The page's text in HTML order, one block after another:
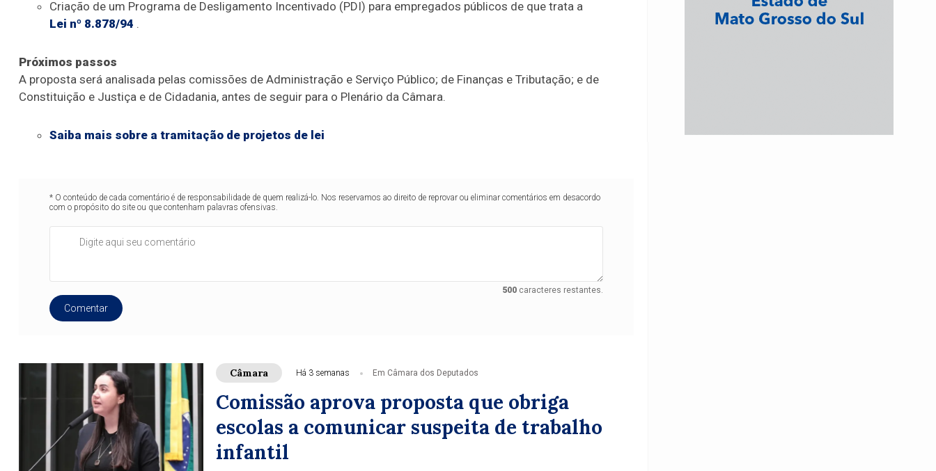
Criação de um Programa de Desligamento Incentivado (PDI) para empregados públicos de que trata a
Lei nº 8.878/94 .
Próximos passos
A proposta será analisada pelas comissões de Administração e Serviço Público; de Finanças e Tributação; e de
Constituição e Justiça e de Cidadania, antes de seguir para o Plenário da Câmara.
Saiba mais sobre a tramitação de projetos de lei
* O conteúdo de cada comentário é de responsabilidade de quem realizá-lo. Nos reservamos ao direito de reprovar ou eliminar comentários em desacordo
com o propósito do site ou que contenham palavras ofensivas.
500caracteres restantes.
Comentar
Câmara Há 3 semanas Em Câmara dos Deputados
Comissão aprova proposta que obriga
escolas a comunicar suspeita de trabalho
infantil